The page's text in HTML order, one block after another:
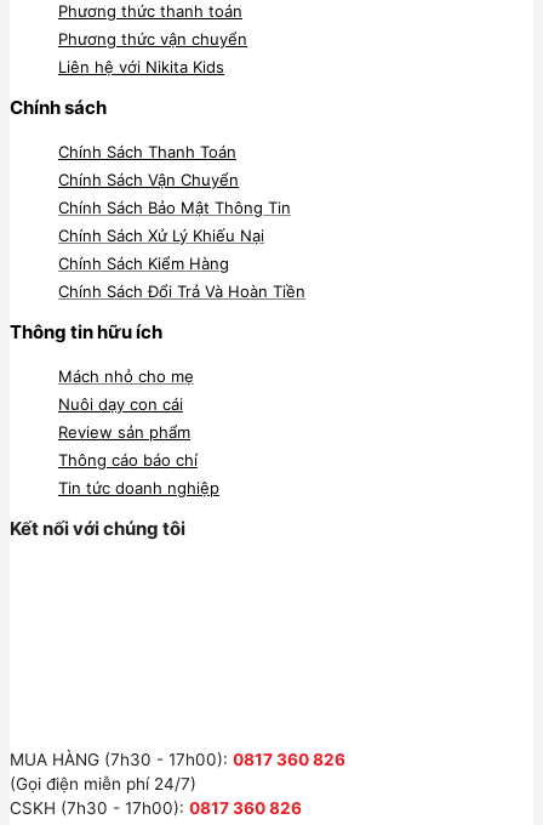
Phương thức thanh toán
Phương thức vận chuyển
Liên hệ với Nikita Kids
Chính sách
Chính Sách Thanh Toán
Chính Sách Vận Chuyển
Chính Sách Bảo Mật Thông Tin
Chính Sách Xử Lý Khiếu Nại
Chính Sách Kiểm Hàng
Chính Sách Đổi Trả Và Hoàn Tiền
Thông tin hữu ích
Mách nhỏ cho mẹ
Nuôi dạy con cái
Review sản phẩm
Thông cáo báo chí
Tin tức doanh nghiệp
Kết nối với chúng tôi
MUA HÀNG (7h30 - 17h00): 0817 360 826
(Gọi điện miễn phí 24/7)
CSKH (7h30 - 17h00): 0817 360 826